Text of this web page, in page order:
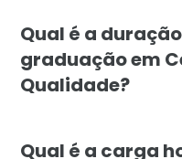
Qual é a
graduação em
Qualidade?
Qual é a carga